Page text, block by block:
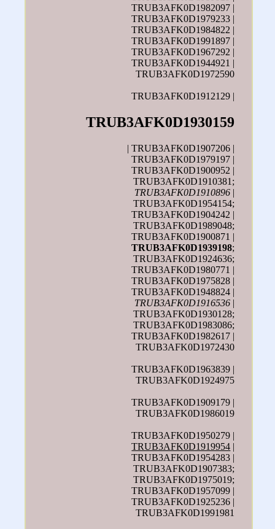
TRUB3AFK0D1982097 |
TRUB3AFK0D1979233 |
TRUB3AFK0D1984822 |
TRUB3AFK0D1991897 |
TRUB3AFK0D1967292 |
TRUB3AFK0D1944921 |
TRUB3AFK0D1972590
TRUB3AFK0D1912129 |
TRUB3AFK0D1930159
| TRUB3AFK0D1907206 |
TRUB3AFK0D1979197 |
TRUB3AFK0D1900952 |
TRUB3AFK0D1910381;
TRUB3AFK0D1910896 |
TRUB3AFK0D1954154;
TRUB3AFK0D1904242 |
TRUB3AFK0D1989048;
TRUB3AFK0D1900871 |
TRUB3AFK0D1939198;
TRUB3AFK0D1924636;
TRUB3AFK0D1980771 |
TRUB3AFK0D1975828 |
TRUB3AFK0D1948824 |
TRUB3AFK0D1916536 |
TRUB3AFK0D1930128;
TRUB3AFK0D1983086;
TRUB3AFK0D1982617 |
TRUB3AFK0D1972430
TRUB3AFK0D1963839 |
TRUB3AFK0D1924975
TRUB3AFK0D1909179 |
TRUB3AFK0D1986019
TRUB3AFK0D1950279 |
TRUB3AFK0D1919954 |
TRUB3AFK0D1954283 |
TRUB3AFK0D1907383;
TRUB3AFK0D1975019;
TRUB3AFK0D1957099 |
TRUB3AFK0D1925236 |
TRUB3AFK0D1991981